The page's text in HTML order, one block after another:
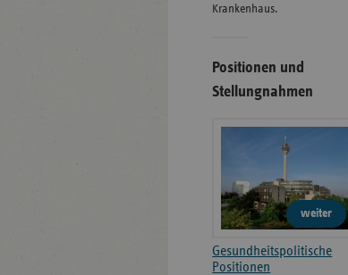
Kranken­haus.
Positionen und
Stellungnahmen
weiter
Gesundheitspolitische
Positionen